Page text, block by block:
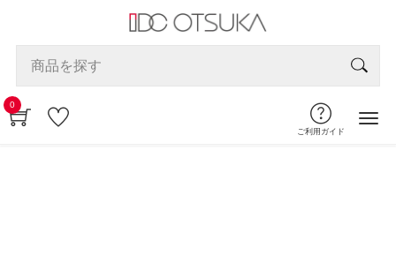
0
ご利用ガイド